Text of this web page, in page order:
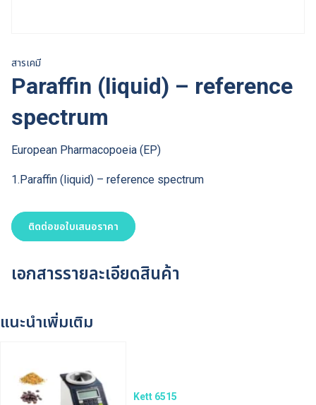
สารเคมี
Paraffin (liquid) – reference
spectrum
European Pharmacopoeia (EP)
1.Paraffin (liquid) – reference spectrum
ติดต่อขอใบเสนอราคา
เอกสารรายละเอียดสินค้า
แนะนำเพิ่มเติม
Kett 6515